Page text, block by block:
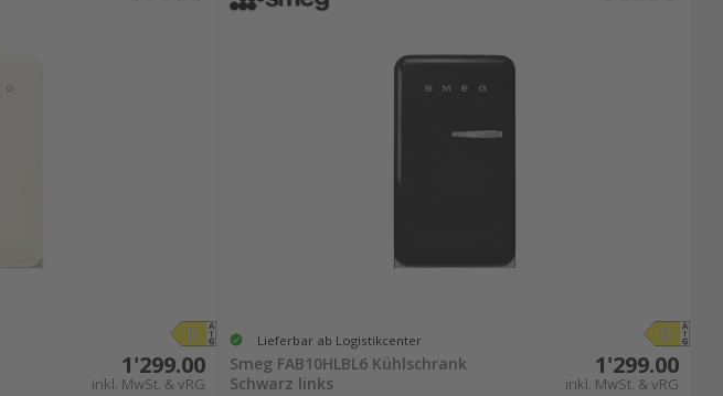
1'299.00
inkl. MwSt. & vRG
Lieferbar ab Logistikcenter
Smeg FAB10HLBL6 Kühlschrank
Schwarz links
1'299.00
inkl. MwSt. & vRG